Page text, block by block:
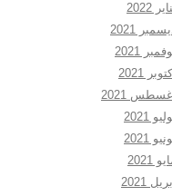
2022
2021
2021
2021
2021
2021
2021
2021
2021